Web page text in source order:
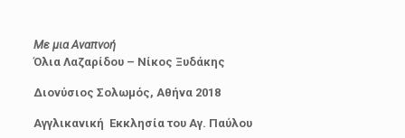
Με μια Αναπνοή
Όλια Λαζαρίδου – Νίκος Ξυδάκης
Διονύσιος Σολωμός, Αθήνα 2018
Αγγλικανική Εκκλησία του Αγ. Παύλου